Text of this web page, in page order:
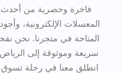
فاخرة وحصرية من أحدث
المعسلات الإلكترونية،
المتاحة في متجرنا. نحن
سريعة وموثوقة إلى
انطلق معنا في رحلة تسوق